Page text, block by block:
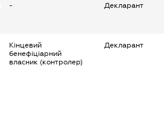
- Декларант
Кінцевий
бенефіціарний
власник (контролер)
Декларант